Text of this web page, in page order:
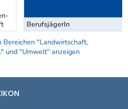
BerufsjägerIn
Bereichen "Landwirtschaft,
und "Umwelt" anzeigen